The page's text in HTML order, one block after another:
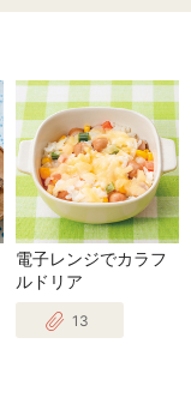
電子レンジでカラフ
ルドリア
13